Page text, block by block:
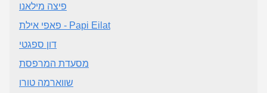
פיצה מילאנו
פאפי אילת - Papi Eilat
דון ספגטי
מסעדת המרפסת
שווארמה טורו